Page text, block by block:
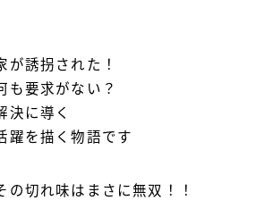
が誘拐された！
も要求がない？
決に導く
躍を描く物語です
の切れ味はまさに無双！！